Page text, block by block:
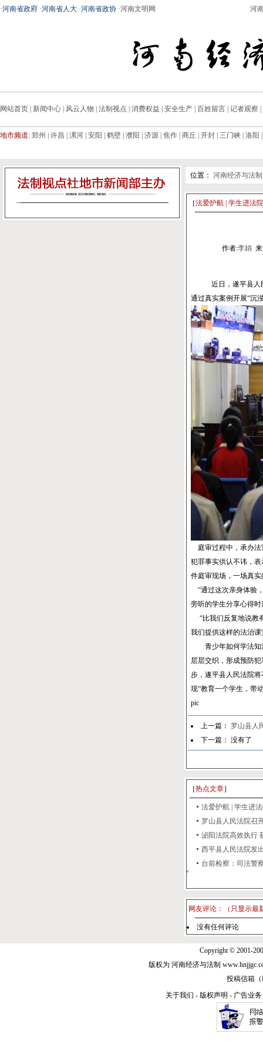
·河南省政府 ·河南省人大 ·河南省政协 ·河南文明网 河
网站首页 新闻中心 风云人物 法制视点 消费权益 安全生产 百姓留言 记者观察
地市频道: 郑州 许昌 漯河 安阳 鹤壁 濮阳 济源 焦作 商丘 开封 三门峡 洛阳
位置： 河南经济与法制
［法爱护航 | 学生进法
作者:李娟
近日，遂平县人
通过真实案例开展“沉
庭审过程中，承办法
犯罪事实供认不讳，
件庭审现场，一场真
“通过这次亲身体验
旁听的学生分享心得时
“比我们反复地说教
我们提供这样的法治
青少年如何学法知法
层层交织，形成预防
步，遂平县人民法院
现“教育一个学生，带
pic
上一篇： 罗山县人
下一篇： 没有了
［热点文章］
法爱护航 | 学生进法
罗山县人民法院召
泌阳法院高效执行
西平县人民法院发
台前检察：司法警
网友评论：（只显示最
没有任何评论
Copyright © 2001-
版权为 河南经济与法制
投稿信箱（
关于我们 - 版权声明 - 广告业务